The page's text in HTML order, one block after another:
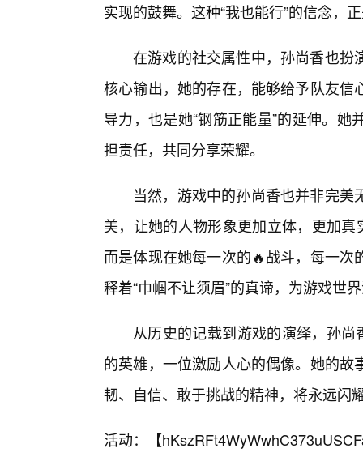
实现的鼓舞。这种“我也能行”的信念，
在游戏的社交属性中，孙尚香也扮
核心输出，她的存在，能够给予队友
导力，也是她“钢筋正能量”的延伸。
担责任，共同分享荣耀。
当然，游戏中的孙尚香也并非完
美，让她的人物形象更加立体，更加
而是体现在她每一次的🔥战斗，每一
释着“巾帼不让须眉”的真谛，为游戏世
从历史的记载到游戏的演绎，孙尚
的英雄，一位激励人心的偶像。她的
韧、自信、敢于挑战的精神，将永远闪
活动：【